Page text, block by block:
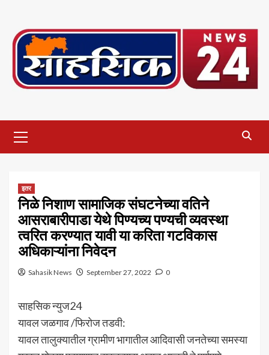
content
Menu
इतर
निळे निशाण सामाजिक संघटनेच्या वतिने
आसराबारीपाडा येथे पिण्यच्य पण्यची व्यवस्था
त्वरित करण्यात यावी या करिता गटविकास
अधिकाऱ्यांना निवेदन
Sahasik News September 27, 2022 0
साहसिक न्युज24
यावल जळगाव /फिरोज तडवी:
यावल तालुक्यातील ग्रामीण भागातील आदिवासी जनतेच्या समस्या